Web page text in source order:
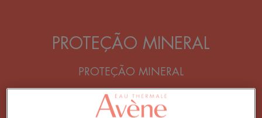
PROTEÇÃO MINERAL
PROTEÇÃO MINERAL